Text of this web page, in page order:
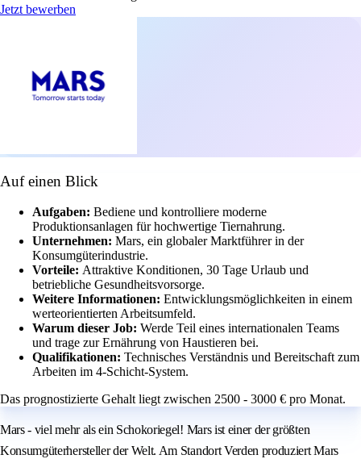
Jetzt bewerben
Auf einen Blick
Aufgaben: Bediene und kontrolliere moderne
Produktionsanlagen für hochwertige Tiernahrung.
Unternehmen: Mars, ein globaler Marktführer in der
Konsumgüterindustrie.
Vorteile: Attraktive Konditionen, 30 Tage Urlaub und
betriebliche Gesundheitsvorsorge.
Weitere Informationen: Entwicklungsmöglichkeiten in einem
werteorientierten Arbeitsumfeld.
Warum dieser Job: Werde Teil eines internationalen Teams
und trage zur Ernährung von Haustieren bei.
Qualifikationen: Technisches Verständnis und Bereitschaft zum
Arbeiten im 4-Schicht-System.
Das prognostizierte Gehalt liegt zwischen 2500 - 3000 € pro Monat.
Mars - viel mehr als ein Schokoriegel! Mars ist einer der größten
Konsumgüterhersteller der Welt. Am Standort Verden produziert Mars